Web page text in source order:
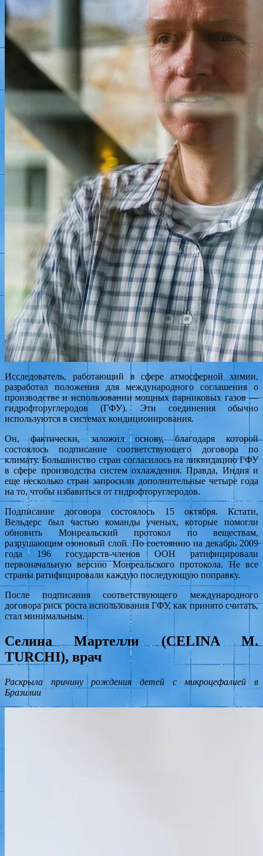
Исследователь, работающий в сфере атмосферной химии,
разработал положения для международного соглашения о
производстве и использовании мощных парниковых газов —
гидрофторуглеродов (ГФУ). Эти соединения обычно
используются в системах кондиционирования.
Он, фактически, заложил основу, благодаря которой
состоялось подписание соответствующего договора по
климату. Большинство стран согласилось на ликвидацию ГФУ
в сфере производства систем охлаждения. Правда, Индия и
еще несколько стран запросили дополнительные четыре года
на то, чтобы избавиться от гидрофторуглеродов.
Подписание договора состоялось 15 октября. Кстати,
Вельдерс был частью команды ученых, которые помогли
обновить Монреальский протокол по веществам,
разрушающим озоновый слой. По состоянию на декабрь 2009
года 196 государств-членов ООН ратифицировали
первоначальную версию Монреальского протокола. Не все
страны ратифицировали каждую последующую поправку.
После подписания соответствующего международного
договора риск роста использования ГФУ, как принято считать,
стал минимальным.
Селина Мартелли (CELINA M.
TURCHI), врач
Раскрыла причину рождения детей с микроцефалией в
Бразилии